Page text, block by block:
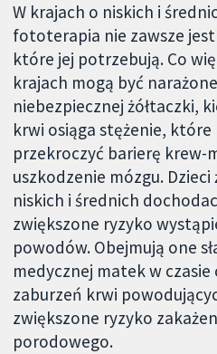
W krajach o niskich i
fototerapia nie zawsze
które jej potrzebują. Co
krajach mogą być
niebezpiecznej żółtaczki,
krwi osiąga stężenie, które
przekroczyć barierę krew-
uszkodzenie mózgu.
niskich i średnich
zwiększone ryzyko
powodów. Obejmują one
medycznej matek w czasie
zaburzeń krwi
zwiększone ryzyko
porodowego.